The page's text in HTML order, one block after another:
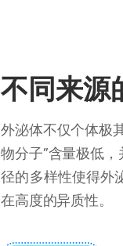
不同来源
外泌体不仅个体极
物分子”含量极低
径的多样性使得外
在高度的异质性。